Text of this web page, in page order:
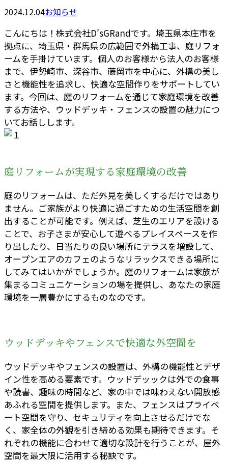
2024.12.04お知らせ
こんにちは！株式会社D’sGRandです。埼玉県本庄市を
拠点に、埼玉県・群馬県の広範囲で外構工事、庭リフォ
ームを手掛けています。個人のお客様から法人のお客様
まで、伊勢崎市、深谷市、藤岡市を中心に、外構の美し
さと機能性を追求し、快適な空間作りをサポートしてい
ます。今回は、庭のリフォームを通じて家庭環境を改善
する方法や、ウッドデッキ・フェンスの設置の魅力につ
いてお話しします。
庭リフォームが実現する家庭環境の改善
庭のリフォームは、ただ外見を美しくするだけではあり
ません。ご家族がより快適に過ごすための生活空間を創
出することが可能です。例えば、芝生のエリアを設ける
ことで、お子さまが安心して遊べるプレイスペースを作
り出したり、日当たりの良い場所にテラスを増設して、
オープンエアのカフェのようなリラックスできる場所に
してみてはいかがでしょうか。庭のリフォームは家族が
集まるコミュニケーションの場を提供し、あなたの家庭
環境を一層豊かにするものなのです。
ウッドデッキやフェンスで快適な外空間を
ウッドデッキやフェンスの設置は、外構の機能性とデザ
イン性を高める要素です。ウッドデッックは外での食事
や読書、趣味の時間など、家の中では味わえない開放感
あふれる空間を提供します。また、フェンスはプライベ
ート空間を守り、セキュリティを向上させるだけでな
く、家全体の外観を引き締める効果も期待できます。そ
れぞれの機能に合わせて適切な設計を行うことが、屋外
空間を最大限に活用する秘訣です。